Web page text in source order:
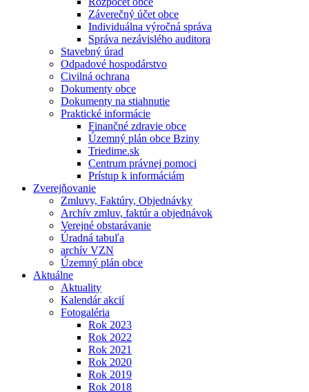
Záverečný účet obce
Individuálna výročná správa
Správa nezávislého auditora
Stavebný úrad
Odpadové hospodárstvo
Civilná ochrana
Dokumenty obce
Dokumenty na stiahnutie
Praktické informácie
Finančné zdravie obce
Územný plán obce Bziny
Triedime.sk
Centrum právnej pomoci
Prístup k informáciám
Zverejňovanie
Zmluvy, Faktúry, Objednávky
Archív zmluv, faktúr a objednávok
Verejné obstarávanie
Úradná tabuľa
archív VZN
Územný plán obce
Aktuálne
Aktuality
Kalendár akcií
Fotogaléria
Rok 2023
Rok 2022
Rok 2021
Rok 2020
Rok 2019
Rok 2018